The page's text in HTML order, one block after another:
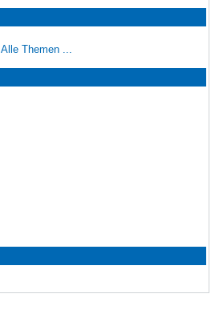
Alle Themen ...